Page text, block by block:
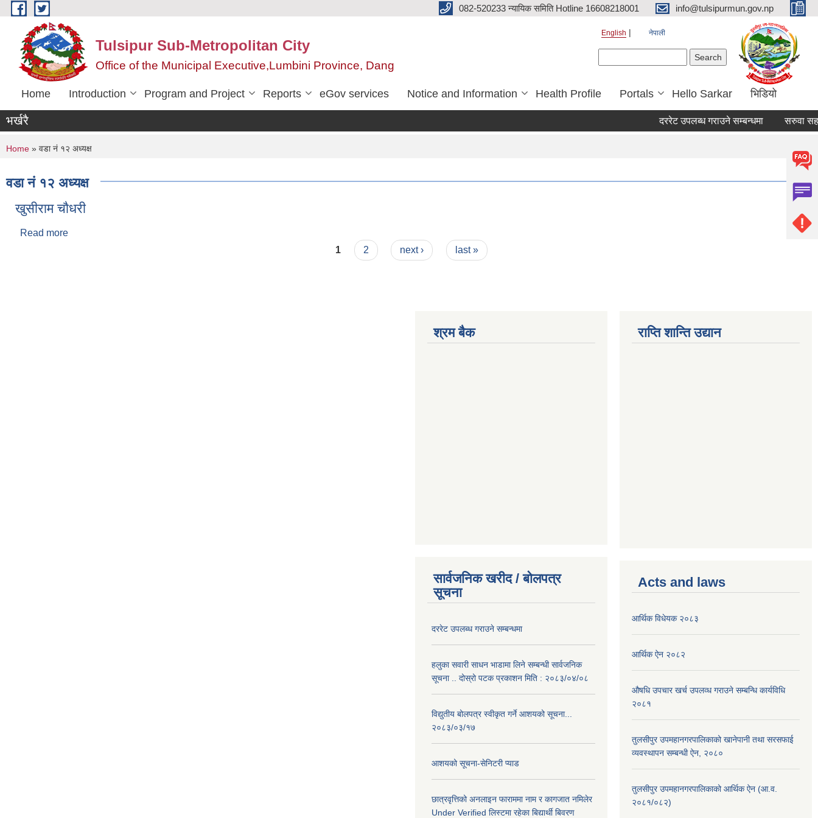
Skip to main content 082-520233 न्यायिक समिति Hotline 16608218001 info@tulsipurmun.gov.np
Tulsipur Sub-Metropolitan City
Office of the Municipal Executive,Lumbini Province, Dang
English नेपाली
Home Introduction Program and Project Reports eGov services Notice and Information Health Profile Portals Hello Sarkar भिडियो
भर्खरै दररेट उपलब्ध गराउने सम्बन्धमा सरुवा
You are here
Home » वडा नं १२ अध्यक्ष
वडा नं १२ अध्यक्ष
खुसीराम चाैधरी
Read more
1 2 next › last »
श्रम बैक
सार्वजनिक खरीद / बोलपत्र
सूचना
दररेट उपलब्ध गराउने सम्बन्धमा
हलुका सवारी साधन भाडामा लिने सम्बन्धी सार्वजनिक
सूचना .. दोस्रो पटक प्रकाशन मिति : २०८३/०४/०८
विद्युतीय बोलपत्र स्वीकृत गर्ने आशयको सूचना...
२०८३/०३/१७
आशयको सूचना-सेनिटरी प्याड
छात्रवृत्तिको अनलाइन फाराममा नाम र कागजात नमिलेर
Under Verified लिस्टमा रहेका बिद्यार्थी बिवरण
राप्ति शान्ति उद्यान
Acts and laws
आर्थिक विधेयक २०८३
आर्थिक ऐन २०८२
औषधि उपचार खर्च उपलव्ध गराउने सम्बन्धि कार्यविधि
२०८१
तुलसीपुर उपमहानगरपालिकाको खानेपानी तथा सरसफाई
व्यवस्थापन सम्बन्धी ऐन, २०८०
तुलसीपुर उपमहानगरपालिकाको आर्थिक ऐन (आ.व.
२०८१/०८२)